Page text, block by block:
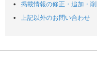
掲載情報の修正・追加・
上記以外のお問い合わせ